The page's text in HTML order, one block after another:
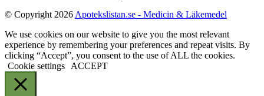
© Copyright 2026 Apotekslistan.se - Medicin & Läkemedel
We use cookies on our website to give you the most relevant
experience by remembering your preferences and repeat visits. By
clicking “Accept”, you consent to the use of ALL the cookies.
Cookie settings
ACCEPT